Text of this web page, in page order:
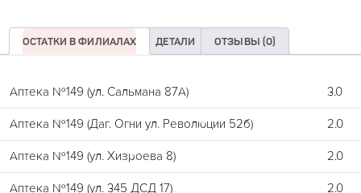
ОСТАТКИ В ФИЛИАЛАХ ДЕТАЛИ ОТЗЫВЫ (0)
Аптека №149 (ул. Сальмана 87А) 3.0
Аптека №149 (Даг. Огни ул. Революции 52б) 2.0
Аптека №149 (ул. Хизроева 8) 2.0
Аптека №149 (ул. 345 ДСД 17) 2.0